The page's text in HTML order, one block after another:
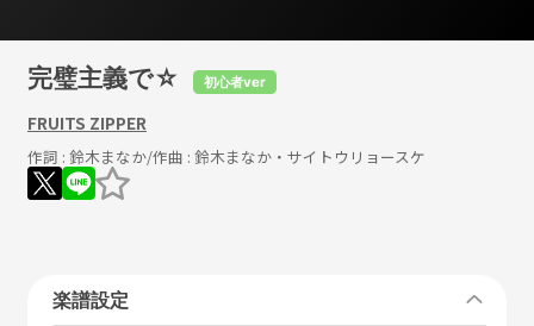
完璧主義で☆ 初心者ver
FRUITS ZIPPER
作詞 : 鈴木まなか/作曲 : 鈴木まなか・サイトウリョースケ
楽譜設定